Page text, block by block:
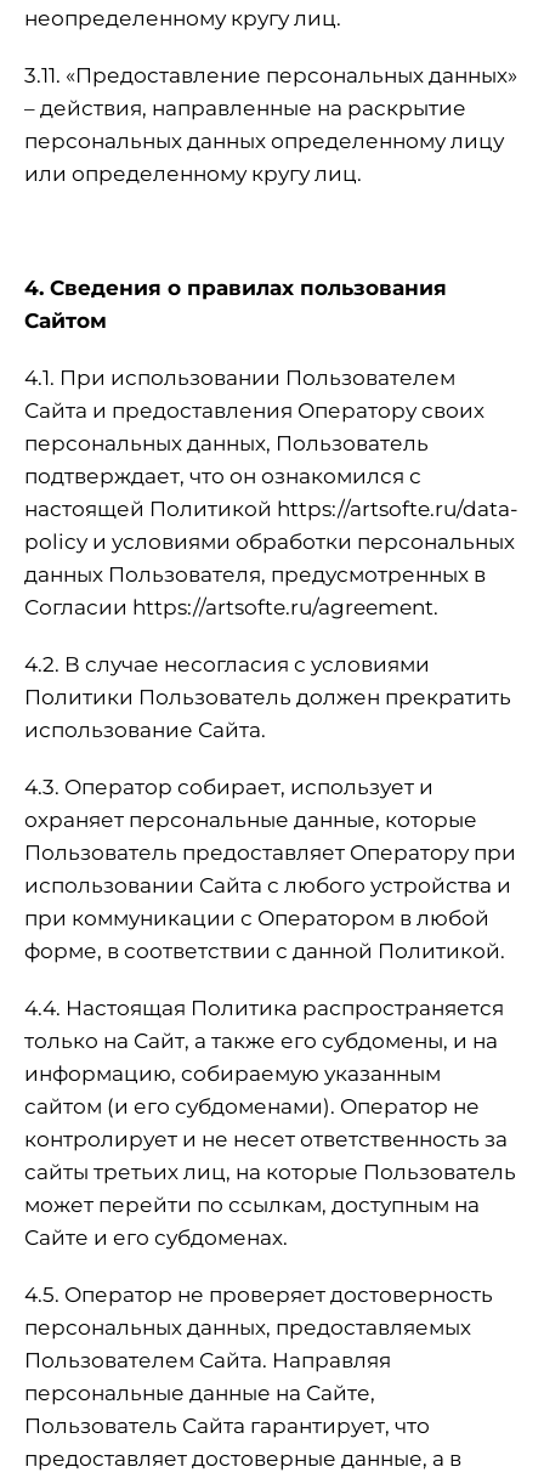
неопределенному кругу лиц.
3.11. «Предоставление персональных данных»
– действия, направленные на раскрытие
персональных данных определенному лицу
или определенному кругу лиц.
4. Сведения о правилах пользования
Сайтом
4.1. При использовании Пользователем
Сайта и предоставления Оператору своих
персональных данных, Пользователь
подтверждает, что он ознакомился с
настоящей Политикой https://artsofte.ru/data-
policy и условиями обработки персональных
данных Пользователя, предусмотренных в
Согласии https://artsofte.ru/agreement.
4.2. В случае несогласия с условиями
Политики Пользователь должен прекратить
использование Сайта.
4.3. Оператор собирает, использует и
охраняет персональные данные, которые
Пользователь предоставляет Оператору при
использовании Сайта с любого устройства и
при коммуникации с Оператором в любой
форме, в соответствии с данной Политикой.
4.4. Настоящая Политика распространяется
только на Сайт, а также его субдомены, и на
информацию, собираемую указанным
сайтом (и его субдоменами). Оператор не
контролирует и не несет ответственность за
сайты третьих лиц, на которые Пользователь
может перейти по ссылкам, доступным на
Сайте и его субдоменах.
4.5. Оператор не проверяет достоверность
персональных данных, предоставляемых
Пользователем Сайта. Направляя
персональные данные на Сайте,
Пользователь Сайта гарантирует, что
предоставляет достоверные данные, а в